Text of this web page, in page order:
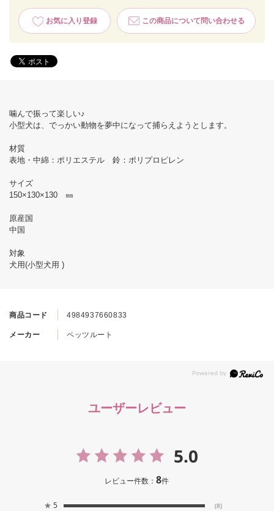
お気に入り登録 この商品について問い合わせる
商品コード 4984937660833
メーカー ペッツルート
噛んで振って楽しい♪
小型犬は、でっかい動物を夢中になって捕らえようとします。
材質
表地・中綿：ポリエステル 鈴：ポリプロピレン
サイズ
150×130×130 ㎜
原産国
中国
対象
犬用(小型犬用 )
ユーザーレビュー
5.0
レビュー件数：8件
★ 5 (8)